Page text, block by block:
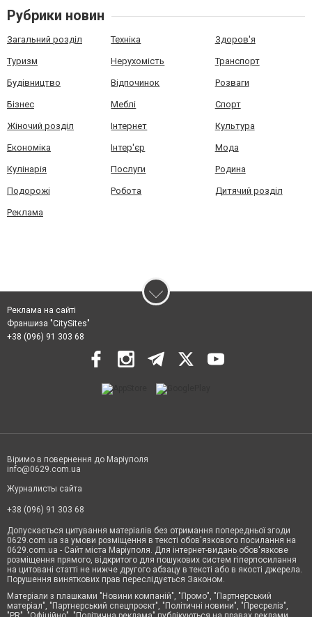
Рубрики новин
Загальний розділ Техніка Здоров'я
Туризм Нерухомість Транспорт
Будівництво Відпочинок Розваги
Бізнес Меблі Спорт
Жіночий розділ Інтернет Культура
Економіка Інтер'єр Мода
Кулінарія Послуги Родина
Подорожі Робота Дитячий розділ
Реклама
Реклама на сайті
Франшиза "CitySites"
+38 (096) 91 303 68
Віримо в повернення до Маріуполя
info@0629.com.ua
Журналисты сайта
+38 (096) 91 303 68
Допускається цитування матеріалів без отримання попередньої згоди
0629.com.ua за умови розміщення в тексті обов'язкового посилання на
0629.com.ua - Сайт міста Маріуполя. Для інтернет-видань обов'язкове
розміщення прямого, відкритого для пошукових систем гіперпосилання
на цитовані статті не нижче другого абзацу в тексті або в якості джерела.
Порушення виняткових прав переслідується Законом.
Матеріали з плашками "Новини компаній", "Промо", "Партнерський
матеріал", "Партнерський спецпроєкт", "Політичні новини", "Пресреліз",